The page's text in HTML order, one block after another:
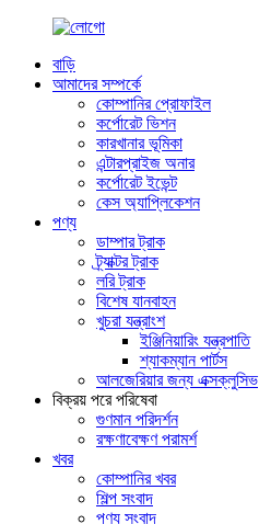
বাড়ি
আমাদের সম্পর্কে
কোম্পানির প্রোফাইল
কর্পোরেট ভিশন
কারখানার ভূমিকা
এন্টারপ্রাইজ অনার
কর্পোরেট ইভেন্ট
কেস অ্যাপ্লিকেশন
পণ্য
ডাম্পার ট্রাক
ট্র্যাক্টর ট্রাক
লরি ট্রাক
বিশেষ যানবাহন
খুচরা যন্ত্রাংশ
ইঞ্জিনিয়ারিং যন্ত্রপাতি
শ্যাকম্যান পার্টস
আলজেরিয়ার জন্য এক্সক্লুসিভ
বিক্রয় পরে পরিষেবা
গুণমান পরিদর্শন
রক্ষণাবেক্ষণ পরামর্শ
খবর
কোম্পানির খবর
শিল্প সংবাদ
পণ্য সংবাদ